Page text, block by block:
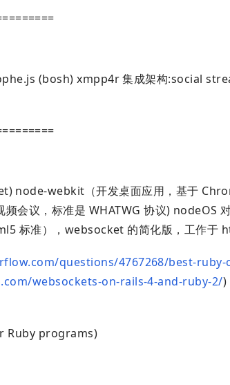
(bosh) xmpp4r 集成架构:social
webkit（开发桌面应用，基于
会议，标准是 WHATWG 协议) nodeOS
标准），websocket 的简化版，工作于
questions/4767268/best-ruby-
websockets-on-rails-4-and-ruby-2/)
Ruby programs)